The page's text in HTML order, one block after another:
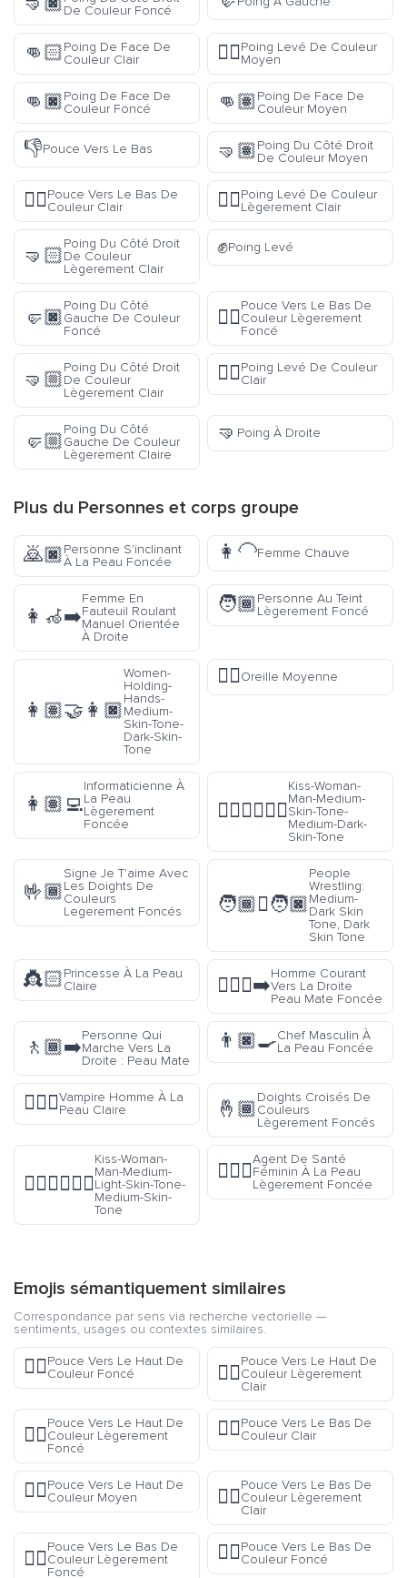
De Couleur Foncé
👊🏻Poing De Face De
Couleur Clair
✊🏽Poing Levé De Couleur
Moyen
👊🏿Poing De Face De
Couleur Foncé
👊🏽Poing De Face De
Couleur Moyen
👎Pouce Vers Le Bas 🤜🏽Poing Du Côté Droit
De Couleur Moyen
👎🏻Pouce Vers Le Bas De
Couleur Clair
✊🏼Poing Levé De Couleur
Lègerement Clair
🤜🏻
Poing Du Côté Droit
De Couleur
Lègerement Clair
✊Poing Levé
🤛🏿
Poing Du Côté
Gauche De Couleur
Foncé
👎🏾
Pouce Vers Le Bas De
Couleur Lègerement
Foncé
🤜🏼
Poing Du Côté Droit
De Couleur
Lègerement Clair
✊🏻Poing Levé De Couleur
Clair
🤛🏼
Poing Du Côté
Gauche De Couleur
Lègerement Claire
🤜 Poing À Droite
Plus du Personnes et corps groupe
🙇🏿Personne S'inclinant
À La Peau Foncée
👩‍🦲Femme Chauve
👩‍🦽‍➡️
Femme En
Fauteuil Roulant
Manuel Orientée
À Droite
🧑🏾Personne Au Teint
Lègerement Foncé
👩🏽‍🤝‍👩🏿
Women-
Holding-
Hands-
Medium-
Skin-Tone-
Dark-Skin-
Tone
👂🏽Oreille Moyenne
👩🏽‍💻
Informaticienne À
La Peau
Lègerement
Foncée
👩🏽‍❤️‍💋‍👨🏾
Kiss-Woman-
Man-Medium-
Skin-Tone-
Medium-Dark-
Skin-Tone
🤟🏾
Signe Je T'aime Avec
Les Doights De
Couleurs
Legerement Foncés
🧑🏾‍🫯‍🧑🏿
People
Wrestling:
Medium-
Dark Skin
Tone, Dark
Skin Tone
👸🏻Princesse À La Peau
Claire
🏃🏾‍♂️‍➡️
Homme Courant
Vers La Droite
Peau Mate Foncée
🚶🏾‍➡️
Personne Qui
Marche Vers La
Droite : Peau Mate
👨🏿‍🍳Chef Masculin À
La Peau Foncée
🧛🏻‍♂️Vampire Homme À La
Peau Claire
🤞🏾
Doights Croisés De
Couleurs
Lègerement Foncés
👩🏼‍❤️‍💋‍👨🏽
Kiss-Woman-
Man-Medium-
Light-Skin-Tone-
Medium-Skin-
Tone
👩🏽‍⚕️
Agent De Santé
Féminin À La Peau
Lègerement Foncée
Emojis sémantiquement similaires
Correspondance par sens via recherche vectorielle —
sentiments, usages ou contextes similaires.
👍🏿Pouce Vers Le Haut De
Couleur Foncé
👍🏼
Pouce Vers Le Haut De
Couleur Lègerement
Clair
👍🏾
Pouce Vers Le Haut De
Couleur Lègerement
Foncé
👎🏻Pouce Vers Le Bas De
Couleur Clair
👍🏽Pouce Vers Le Haut De
Couleur Moyen
👎🏼
Pouce Vers Le Bas De
Couleur Lègerement
Clair
👎🏾
Pouce Vers Le Bas De
Couleur Lègerement
Foncé
👎🏿Pouce Vers Le Bas De
Couleur Foncé